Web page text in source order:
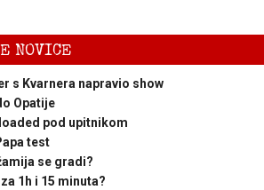
NOVICE
s Kvarnera napravio show
Opatije
pod upitnikom
test
se gradi?
1h i 15 minuta?